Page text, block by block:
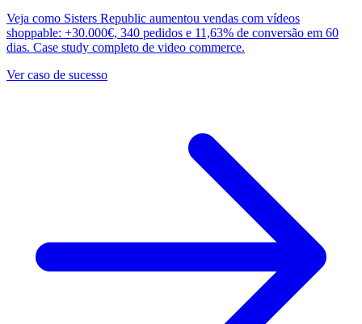
Veja como Sisters Republic aumentou vendas com vídeos
shoppable: +30.000€, 340 pedidos e 11,63% de conversão em 60
dias. Case study completo de video commerce.
Ver caso de sucesso